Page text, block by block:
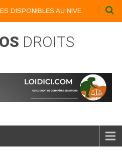
DISPONIBLES AU NIVEAU DU
DROITS